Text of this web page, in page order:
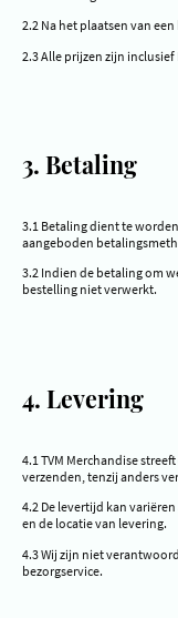
2.2 Na het plaatsen van
2.3 Alle prijzen zijn inclusief
3. Betaling
3.1 Betaling dient te
aangeboden
3.2 Indien de betaling om
bestelling niet verwerkt.
4. Levering
4.1 TVM Merchandise
verzenden, tenzij anders
4.2 De levertijd kan
en de locatie van levering.
4.3 Wij zijn niet
bezorgservice.